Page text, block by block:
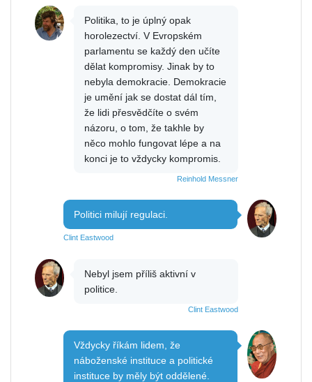
Politika, to je úplný opak
horolezectví. V Evropském
parlamentu se každý den učíte
dělat kompromisy. Jinak by to
nebyla demokracie. Demokracie
je umění jak se dostat dál tím,
že lidi přesvědčíte o svém
názoru, o tom, že takhle by
něco mohlo fungovat lépe a na
konci je to vždycky kompromis.
Reinhold Messner
Politici milují regulaci.
Clint Eastwood
Nebyl jsem příliš aktivní v
politice.
Clint Eastwood
Vždycky říkám lidem, že
náboženské instituce a politické
instituce by měly být oddělené.